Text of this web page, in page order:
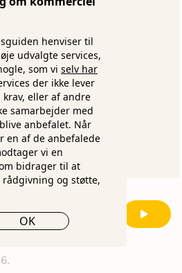
henviser til
udvalgte services,
som vi selv har
der ikke lever
krav, eller af andre
samarbejder med
anbefalet. Når
en af de anbefalede
vi en
bidrager til at
og støtte,
OK
amen!
- DDS 233